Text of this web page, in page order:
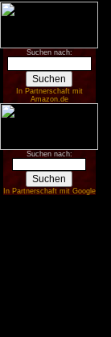
Suchen nach:
In Partnerschaft mit
Amazon.de
Suchen nach:
In Partnerschaft mit Google